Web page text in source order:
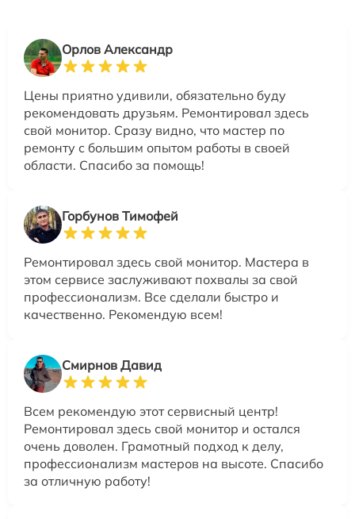
Орлов Александр
Цены приятно удивили, обязательно буду
рекомендовать друзьям. Ремонтировал здесь
свой монитор. Сразу видно, что мастер по
ремонту с большим опытом работы в своей
области. Спасибо за помощь!
Горбунов Тимофей
Ремонтировал здесь свой монитор. Мастера в
этом сервисе заслуживают похвалы за свой
профессионализм. Все сделали быстро и
качественно. Рекомендую всем!
Смирнов Давид
Всем рекомендую этот сервисный центр!
Ремонтировал здесь свой монитор и остался
очень доволен. Грамотный подход к делу,
профессионализм мастеров на высоте. Спасибо
за отличную работу!